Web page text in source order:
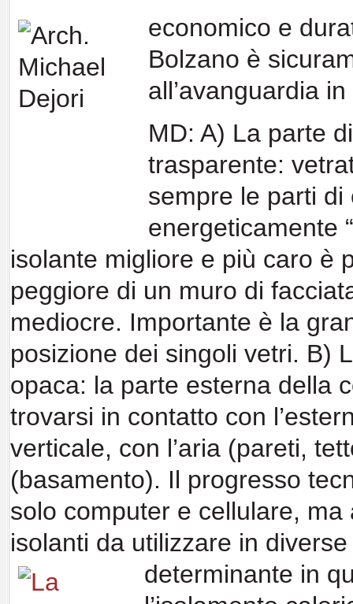
economico e
Bolzano è
all’avanguardia in
MD: A) La parte
trasparente:
sempre le parti di
energeticamente
isolante migliore e più caro è
peggiore di un muro di
mediocre. Importante è la
posizione dei singoli vetri. B)
opaca: la parte esterna della
trovarsi in contatto con
verticale, con l’aria (pareti,
(basamento). Il progresso
solo computer e cellulare, ma
isolanti da utilizzare in
determinante in